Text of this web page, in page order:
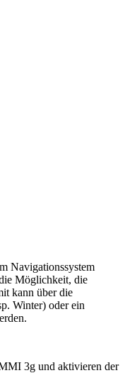
Navigationssystem
Möglichkeit, die
kann über die
Winter) oder ein
3g und aktivieren der